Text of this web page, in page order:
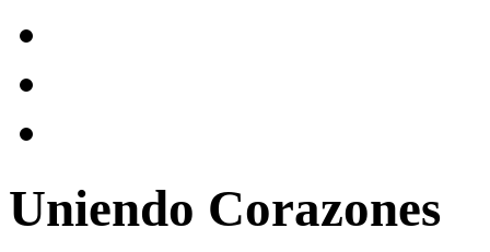
Uniendo Corazones